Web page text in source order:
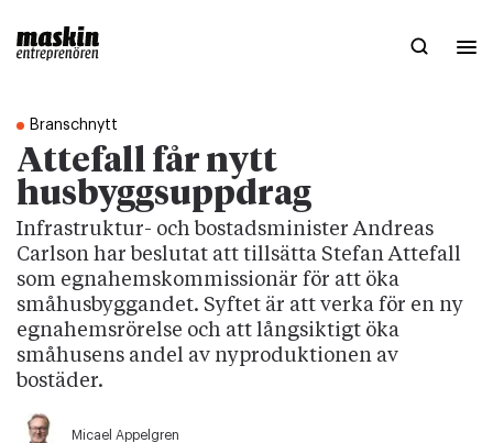
Branschnytt
Attefall får nytt
husbyggsuppdrag
Infrastruktur- och bostadsminister Andreas
Carlson har beslutat att tillsätta Stefan Attefall
som egnahemskommissionär för att öka
småhusbyggandet. Syftet är att verka för en ny
egnahemsrörelse och att långsiktigt öka
småhusens andel av nyproduktionen av
bostäder.
Micael Appelgren